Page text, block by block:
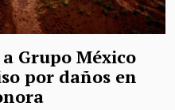
Grupo México
por daños en